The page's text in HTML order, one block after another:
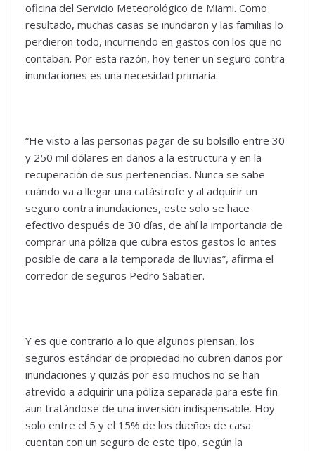
oficina del Servicio Meteorológico de Miami. Como
resultado, muchas casas se inundaron y las familias lo
perdieron todo, incurriendo en gastos con los que no
contaban. Por esta razón, hoy tener un seguro contra
inundaciones es una necesidad primaria.
“He visto a las personas pagar de su bolsillo entre 30
y 250 mil dólares en daños a la estructura y en la
recuperación de sus pertenencias. Nunca se sabe
cuándo va a llegar una catástrofe y al adquirir un
seguro contra inundaciones, este solo se hace
efectivo después de 30 días, de ahí la importancia de
comprar una póliza que cubra estos gastos lo antes
posible de cara a la temporada de lluvias”, afirma el
corredor de seguros Pedro Sabatier.
Y es que contrario a lo que algunos piensan, los
seguros estándar de propiedad no cubren daños por
inundaciones y quizás por eso muchos no se han
atrevido a adquirir una póliza separada para este fin
aun tratándose de una inversión indispensable. Hoy
solo entre el 5 y el 15% de los dueños de casa
cuentan con un seguro de este tipo, según la